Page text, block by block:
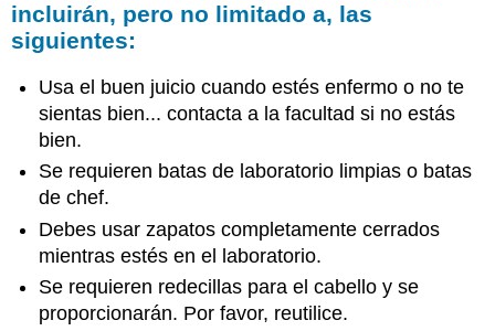
incluirán, pero no limitado a, las
siguientes:
Usa el buen juicio cuando estés enfermo o no te
sientas bien... contacta a la facultad si no estás
bien.
Se requieren batas de laboratorio limpias o batas
de chef.
Debes usar zapatos completamente cerrados
mientras estés en el laboratorio.
Se requieren redecillas para el cabello y se
proporcionarán. Por favor, reutilice.